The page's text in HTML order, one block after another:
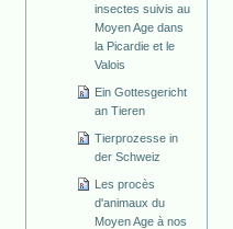
insectes suivis au
Moyen Age dans
la Picardie et le
Valois
Ein Gottesgericht
an Tieren
Tierprozesse in
der Schweiz
Les procès
d'animaux du
Moyen Age à nos